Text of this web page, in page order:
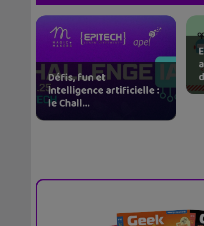
Défis, fun et
intelligence artificielle :
le Chall...